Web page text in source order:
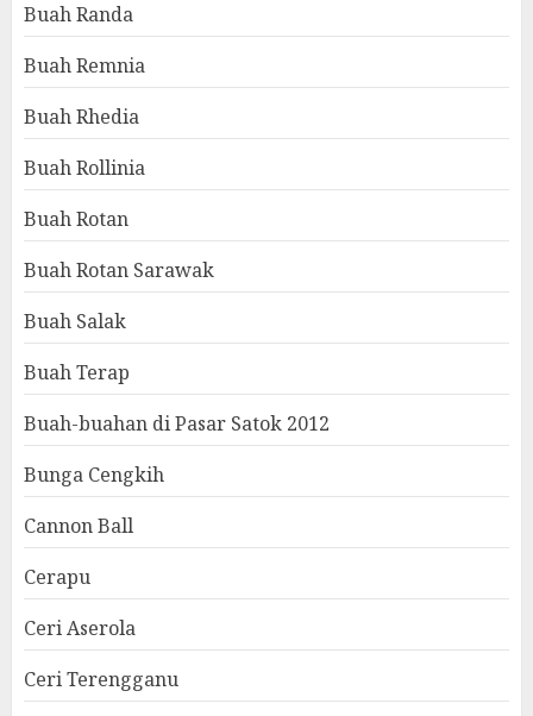
Buah Randa
Buah Remnia
Buah Rhedia
Buah Rollinia
Buah Rotan
Buah Rotan Sarawak
Buah Salak
Buah Terap
Buah-buahan di Pasar Satok 2012
Bunga Cengkih
Cannon Ball
Cerapu
Ceri Aserola
Ceri Terengganu